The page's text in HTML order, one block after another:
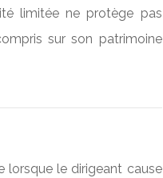
limitée ne protège pas
sur son patrimoine
lorsque le dirigeant cause